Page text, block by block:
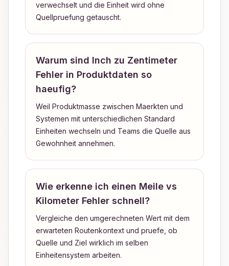
verwechselt und die Einheit wird ohne
Quellpruefung getauscht.
Warum sind Inch zu Zentimeter
Fehler in Produktdaten so
haeufig?
Weil Produktmasse zwischen Maerkten und
Systemen mit unterschiedlichen Standard
Einheiten wechseln und Teams die Quelle aus
Gewohnheit annehmen.
Wie erkenne ich einen Meile vs
Kilometer Fehler schnell?
Vergleiche den umgerechneten Wert mit dem
erwarteten Routenkontext und pruefe, ob
Quelle und Ziel wirklich im selben
Einheitensystem arbeiten.